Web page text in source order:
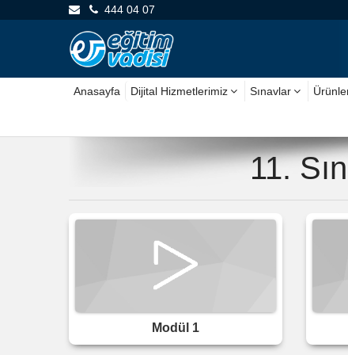
444 04 07
Anasayfa Dijital Hizmetlerimiz Sınavlar
11.
Modül 1